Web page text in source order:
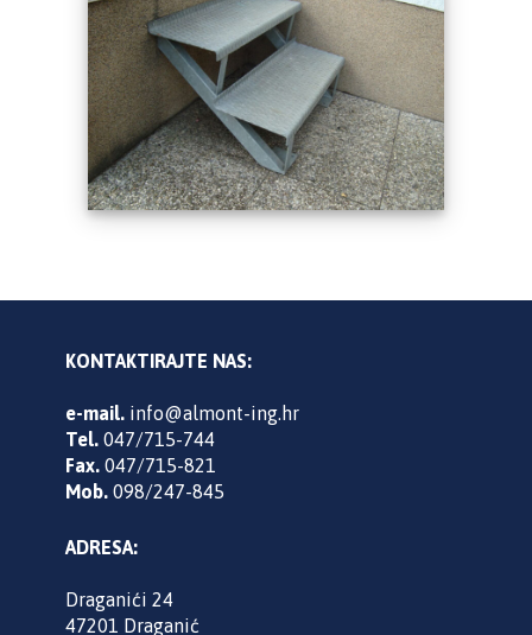
KONTAKTIRAJTE NAS:
e-mail. info@almont-ing.hr
Tel. 047/715-744
Fax. 047/715-821
Mob. 098/247-845
ADRESA:
Draganići 24
47201 Draganić